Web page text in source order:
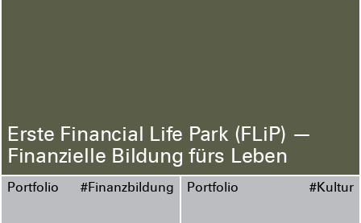
Erste Financial Life Park (FLiP) —
Finanzielle Bildung fürs Leben
Portfolio #Finanzbildung Portfolio #Kultur